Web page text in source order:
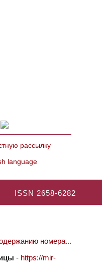
рассылку
language
ISSN 2658-6282
номера...
- https://mir-